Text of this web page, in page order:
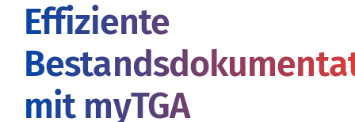
Effiziente
mit myTGA